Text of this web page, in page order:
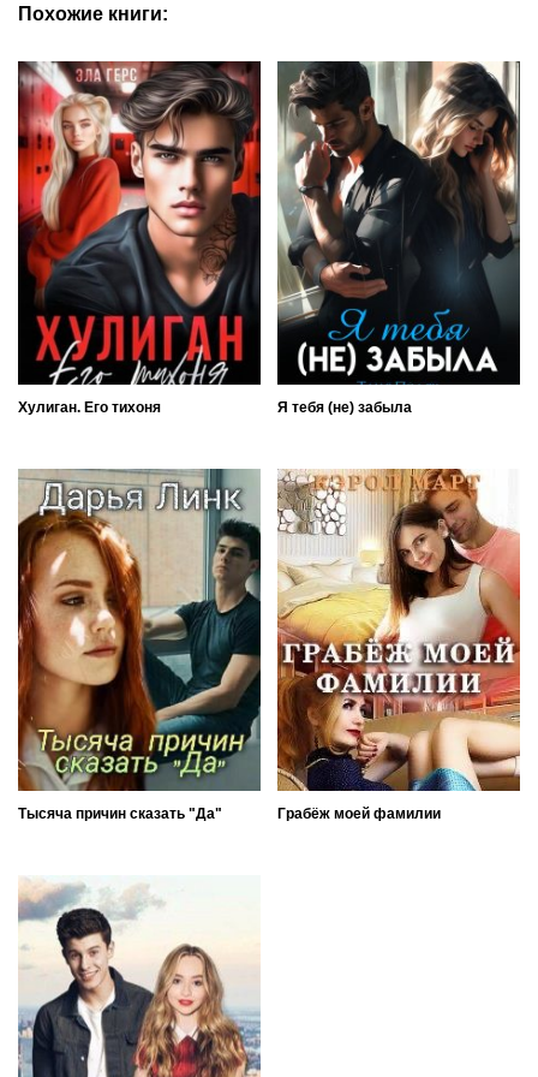
Похожие книги:
Хулиган. Его тихоня Я тебя (не) забыла
Тысяча причин сказать "Да" Грабёж моей фамилии